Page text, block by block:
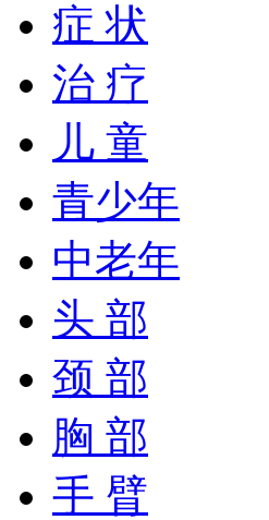
症 状
治 疗
儿 童
青少年
中老年
头 部
颈 部
胸 部
手 臂